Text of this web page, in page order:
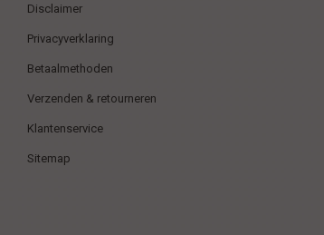
Disclaimer
Privacyverklaring
Betaalmethoden
Verzenden & retourneren
Klantenservice
Sitemap